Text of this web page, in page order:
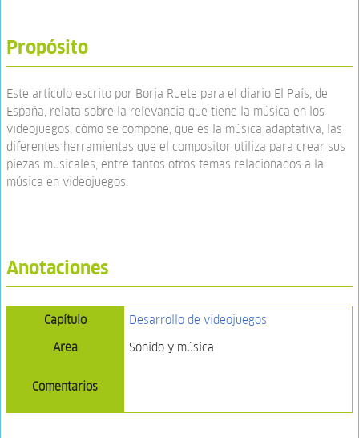
Propósito
Este artículo escrito por Borja Ruete para el diario El País, de
España, relata sobre la relevancia que tiene la música en los
videojuegos, cómo se compone, que es la música adaptativa, las
diferentes herramientas que el compositor utiliza para crear sus
piezas musicales, entre tantos otros temas relacionados a la
música en videojuegos.
Anotaciones
Capítulo
Desarrollo de videojuegos
Area
Sonido y música
Comentarios